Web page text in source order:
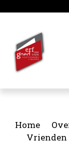
Home
Vrienden